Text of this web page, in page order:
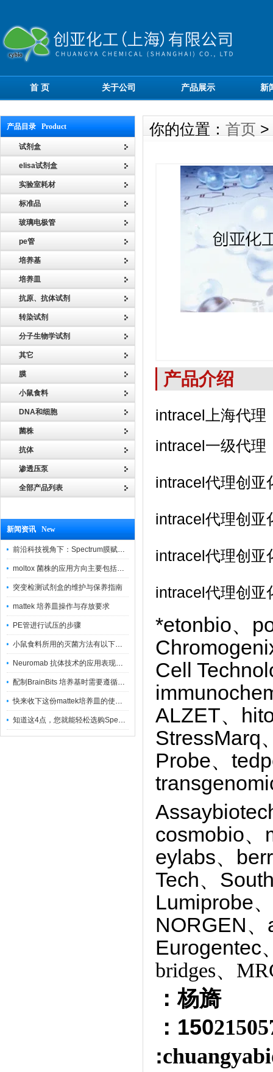
首 页 关于公司 产品展示 新
产品目录 Product
试剂盒
elisa试剂盒
实验室耗材
标准品
玻璃电极管
pe管
培养基
培养皿
抗原、抗体试剂
转染试剂
分子生物学试剂
其它
膜
小鼠食料
DNA和细胞
菌株
抗体
渗透压泵
全部产品列表
新闻资讯 New
前沿科技视角下：Spectrum膜赋能精密制造
moltox 菌株的应用方向主要包括以下几个方面
突变检测试剂盒的维护与保养指南
mattek 培养皿操作与存放要求
PE管进行试压的步骤
小鼠食料所用的灭菌方法有以下三种
Neuromab 抗体技术的应用表现在这几方面
配制BrainBits 培养基时需要遵循的原则
快来收下这份mattek培养皿的使用指南
知道这4点，您就能轻松选购Spectrum 膜
你的位置： 首页 >
产品介绍
intracel上海代
intracel一级代理
intracel代理创亚
intracel代理创亚
intracel代理创亚
intracel代理创亚
*etonbio、
Cell
ALZET、
StressMarq
Probe、
cosmobio、
eylabs、
Tech、
Lumiprobe
NORGEN、
Eurogentec
bridges、
：杨旖
：150
: